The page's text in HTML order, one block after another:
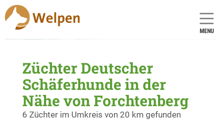
MENU
Züchter Deutscher
Schäferhunde in der
Nähe von Forchtenberg
6 Züchter im Umkreis von 20 km gefunden